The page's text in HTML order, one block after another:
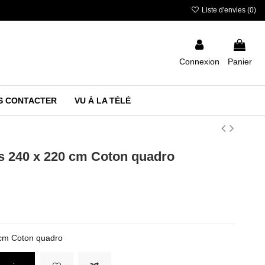
Liste d'envies (0)
Connexion Panier
CONTACTER VU À LA TÉLÉ
240 x 220 cm Coton quadro
Coton quadro